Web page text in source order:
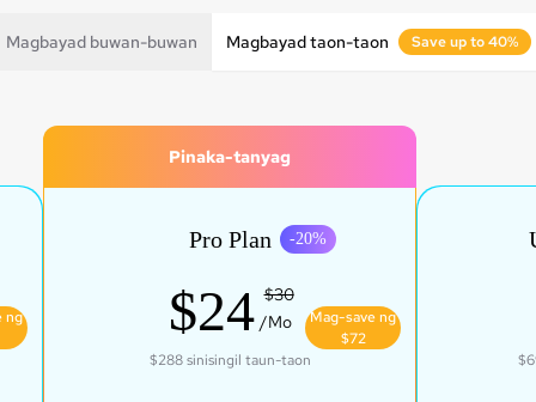
Magbayad buwan-buwan Magbayad taon-taon Save up to 40%
ng
Pinaka-tanyag
Pro Plan -20%
$24 $30
/Mo
Mag-save ng
$72
$288 sinisingil taun-taon